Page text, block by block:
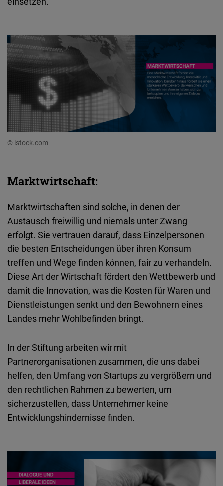
© istock.com
Marktwirtschaft:
Marktwirtschaften sind solche, in denen der
Austausch freiwillig und niemals unter Zwang
erfolgt. Sie vertrauen darauf, dass Einzelpersonen
die besten Entscheidungen über ihren Konsum
treffen und Wege finden können, fair zu verhandeln.
Diese Art der Wirtschaft fördert den Wettbewerb und
damit die Innovation, was die Kosten für Waren und
Dienstleistungen senkt und den Bewohnern eines
Landes mehr Wohlbefinden bringt.
In der Stiftung arbeiten wir mit
Partnerorganisationen zusammen, die uns dabei
helfen, den Umfang von Startups zu vergrößern und
den rechtlichen Rahmen zu bewerten, um
sicherzustellen, dass Unternehmer keine
Entwicklungshindernisse finden.